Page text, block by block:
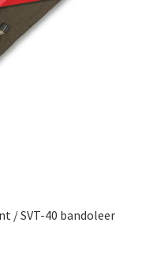
/ SVT-40 bandoleer